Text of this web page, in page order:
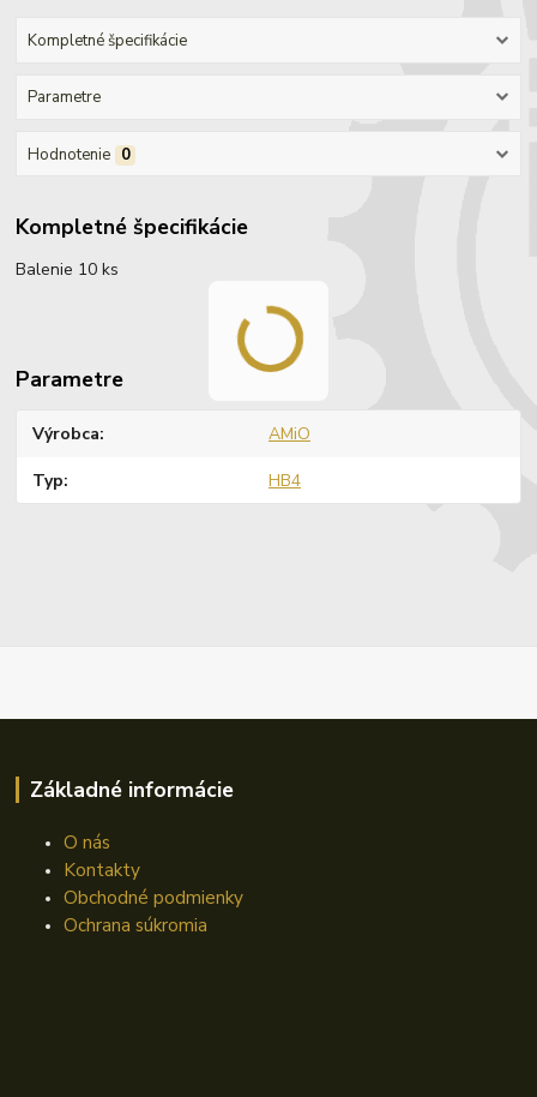
Kompletné špecifikácie
Parametre
Hodnotenie 0
Kompletné špecifikácie
Balenie 10 ks
Parametre
Výrobca AMiO
Typ HB4
Základné informácie
O nás
Kontakty
Obchodné podmienky
Ochrana súkromia